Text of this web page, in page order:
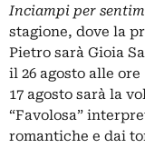
Inciampi per
stagione, dove la
Pietro sarà Gioia
il 26 agosto alle ore
17 agosto sarà la
“Favolosa”
romantiche e dai